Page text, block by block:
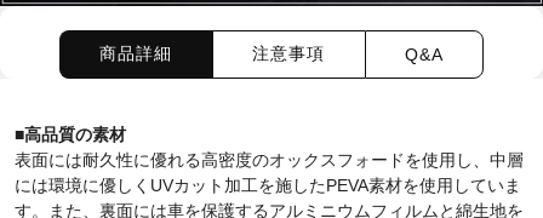
商品詳細 注意事項 Q&A
■高品質の素材
表面には耐久性に優れる高密度のオックスフォードを使用し、中層
には環境に優しくUVカット加工を施したPEVA素材を使用していま
す。また、裏面には車を保護するアルミニウムフィルムと綿生地を